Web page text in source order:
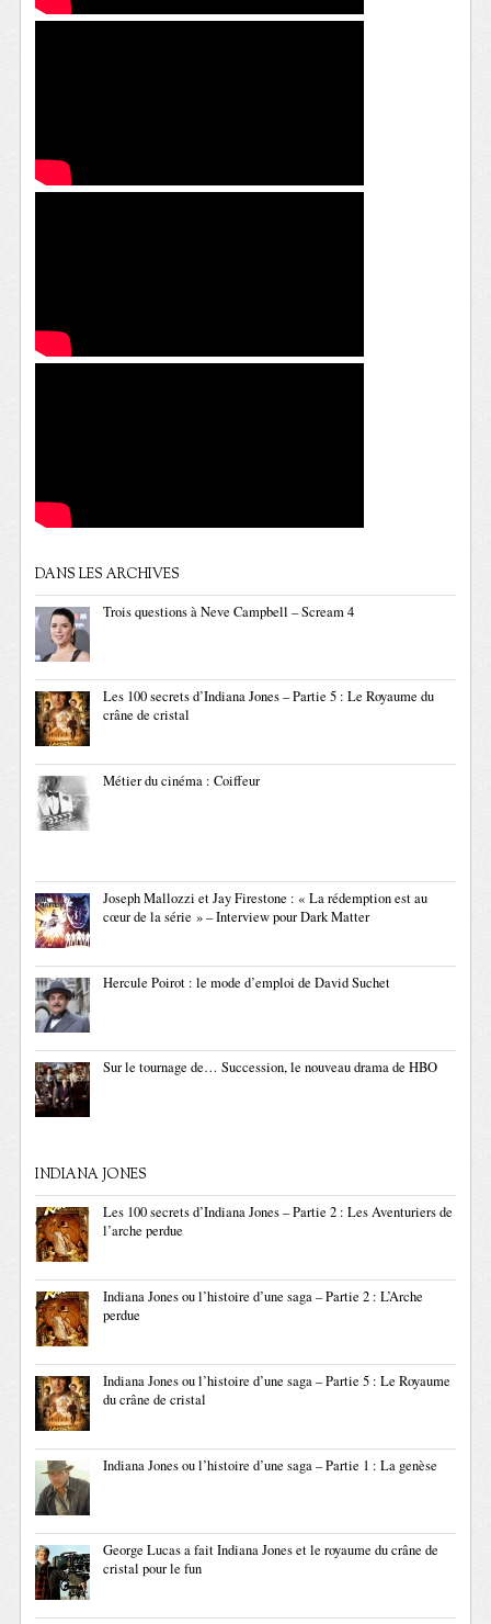
DANS LES ARCHIVES
Trois questions à Neve Campbell – Scream 4
Les 100 secrets d’Indiana Jones – Partie 5 : Le Royaume du
crâne de cristal
Métier du cinéma : Coiffeur
Joseph Mallozzi et Jay Firestone : « La rédemption est au
cœur de la série » – Interview pour Dark Matter
Hercule Poirot : le mode d’emploi de David Suchet
Sur le tournage de… Succession, le nouveau drama de HBO
INDIANA JONES
Les 100 secrets d’Indiana Jones – Partie 2 : Les Aventuriers de
l’arche perdue
Indiana Jones ou l’histoire d’une saga – Partie 2 : L’Arche
perdue
Indiana Jones ou l’histoire d’une saga – Partie 5 : Le Royaume
du crâne de cristal
Indiana Jones ou l’histoire d’une saga – Partie 1 : La genèse
George Lucas a fait Indiana Jones et le royaume du crâne de
cristal pour le fun